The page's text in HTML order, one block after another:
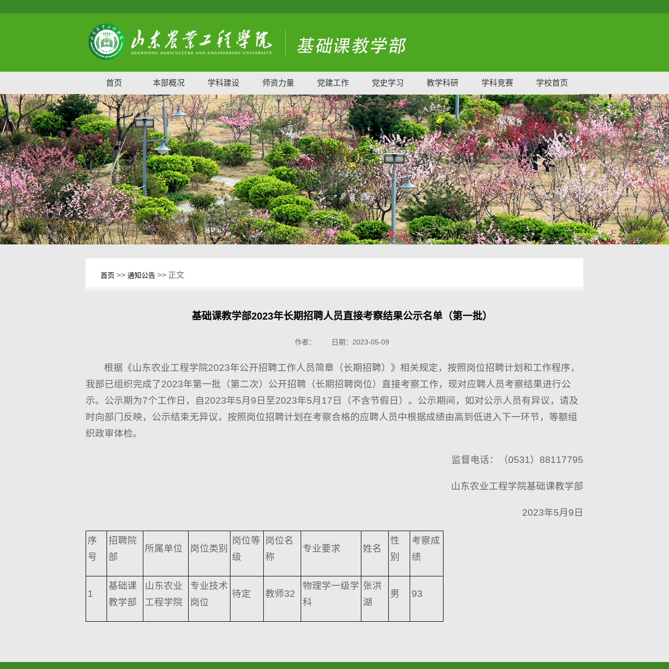
首页 本部概况 学科建设 师资力量 党建工作 党史学习 教学科研 学科竞赛 学校首页
首页 >> 通知公告 >> 正文
基础课教学部2023年长期招聘人员直接考察结果公示名单（第一批）
作者： 日期：2023-05-09
根据《山东农业工程学院2023年公开招聘工作人员简章（长期招聘）》相关规定，按照岗位招聘计划和工作程序，
我部已组织完成了2023年第一批（第二次）公开招聘（长期招聘岗位）直接考察工作，现对应聘人员考察结果进行公
示。公示期为7个工作日，自2023年5月9日至2023年5月17日（不含节假日）。公示期间，如对公示人员有异议，请及
时向部门反映，公示结束无异议，按照岗位招聘计划在考察合格的应聘人员中根据成绩由高到低进入下一环节，等额组
织政审体检。
监督电话：（0531）88117795
山东农业工程学院基础课教学部
2023年5月9日
序
号
招聘院
部
所属单位 岗位类别
岗位等
级
岗位名
称
专业要求 姓名
性
别
考察成
绩
1
基础课
教学部
山东农业
工程学院
专业技术
岗位
待定 教师32
物理学一级学
科
张洪
湖
男 93